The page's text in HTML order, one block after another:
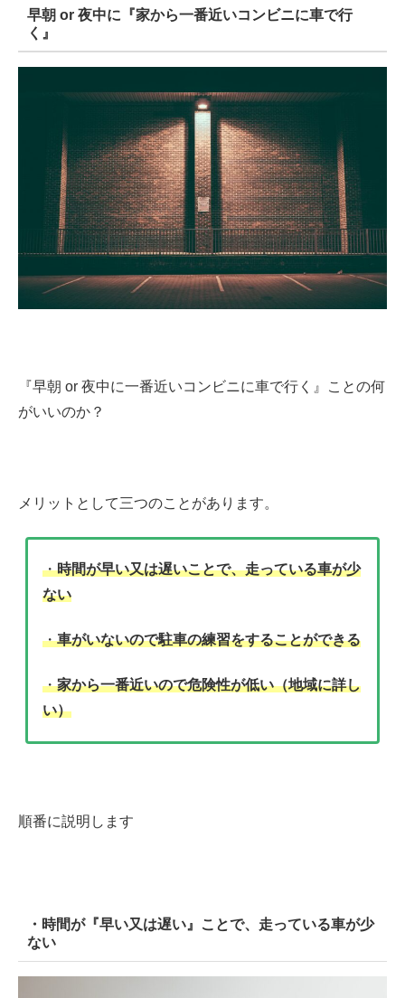
早朝 or 夜中に『家から一番近いコンビニに車で行
く』
『早朝 or 夜中に一番近いコンビニに車で行く』ことの何
がいいのか？
メリットとして三つのことがあります。
・時間が早い又は遅いことで、走っている車が少
ない
・車がいないので駐車の練習をすることができる
・家から一番近いので危険性が低い（地域に詳し
い）
順番に説明します
・時間が『早い又は遅い』ことで、走っている車が少
ない